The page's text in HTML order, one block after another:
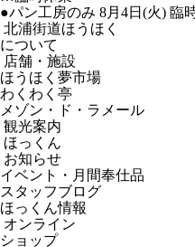
●パン工房のみ 8月4日(火) 臨
北浦街道ほうほく
について
店舗・施設
ほうほく夢市場
わくわく亭
メゾン・ド・ラメール
観光案内
ほっくん
お知らせ
イベント・月間奉仕品
スタッフブログ
ほっくん情報
オンライン
ショップ